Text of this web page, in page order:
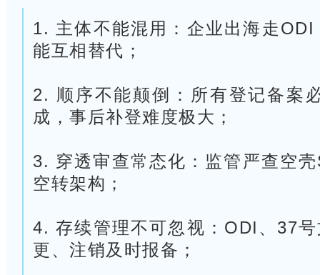
1. 主体不能混用：企业出海走
能互相替代；
2. 顺序不能颠倒：所有登记备案
成，事后补登难度极大；
3. 穿透审查常态化：监管严查空
空转架构；
4. 存续管理不可忽视：ODI、37
更、注销及时报备；